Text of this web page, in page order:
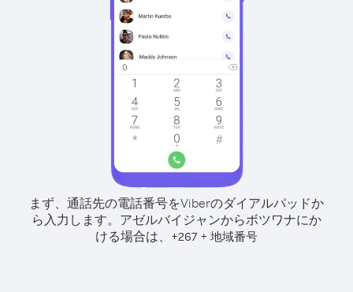
まず、通話先の電話番号をViberのダイアルパッドか
ら入力します。 アゼルバイジャンからボツワナにか
ける場合は、 +267 + 地域番号